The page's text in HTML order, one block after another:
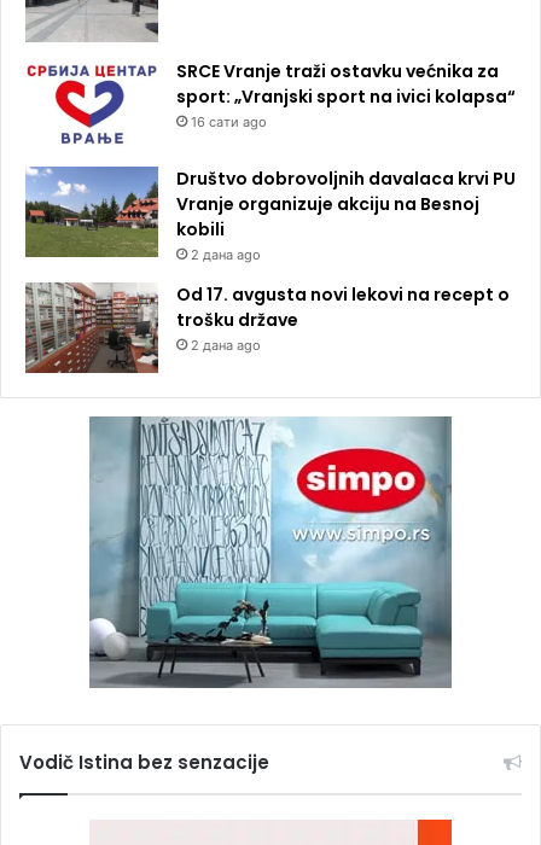
SRCE Vranje traži ostavku većnika za
sport: „Vranjski sport na ivici kolapsa“
16 сати ago
Društvo dobrovoljnih davalaca krvi PU
Vranje organizuje akciju na Besnoj
kobili
2 дана ago
Od 17. avgusta novi lekovi na recept o
trošku države
2 дана ago
Vodič Istina bez senzacije